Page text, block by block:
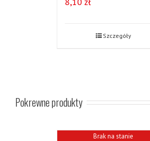
Szczegóły
Pokrewne produkty
Brak na stanie